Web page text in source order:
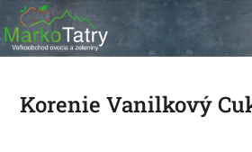
Prejsť
na
obsah
Korenie Vanilkový